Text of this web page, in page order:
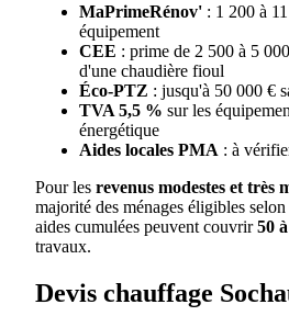
MaPrimeRénov' : 1 200 à
équipement
CEE : prime de 2 500 à 5
d'une chaudière fioul
Éco-PTZ : jusqu'à 50 000 €
TVA 5,5 % sur les
énergétique
Aides locales PMA : à
Pour les revenus modestes et très
majorité des ménages éligibles
aides cumulées peuvent couvrir50
travaux.
Devis chauffage